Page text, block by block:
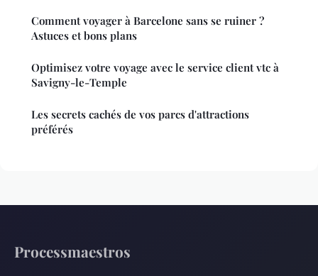
Comment voyager à Barcelone sans se ruiner ?
Astuces et bons plans
Optimisez votre voyage avec le service client vtc à
Savigny-le-Temple
Les secrets cachés de vos parcs d'attractions
préférés
Processmaestros